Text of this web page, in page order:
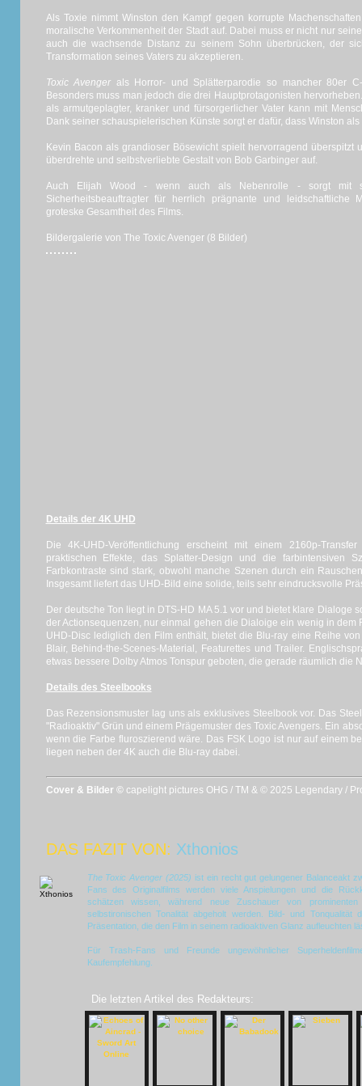
Als Toxie nimmt Winston den Kampf gegen korrupte
moralische Verkommenheit der Stadt auf. Dabei muss er nicht nur
auch die wachsende Distanz zu seinem Sohn überbrücken, der
Transformation seines Vaters zu akzeptieren.
Toxic Avenger als Horror- und Splätterparodie so mancher 80er
Besonders muss man jedoch die drei Hauptprotagonisten
als armutgeplagter, kranker und fürsorgerlicher Vater kann mit
Dank seiner schauspielerischen Künste sorgt er dafür, dass Winston
Kevin Bacon als grandioser Bösewicht spielt hervorragend überspitzt
überdrehte und selbstverliebte Gestalt von Bob Garbinger auf.
Auch Elijah Wood - wenn auch als Nebenrolle - sorgt mit
Sicherheitsbeauftragter für herrlich prägnante und leidschaftliche
groteske Gesamtheit des Films.
Bildergalerie von The Toxic Avenger (8 Bilder)
Details der 4K UHD
Die 4K-UHD-Veröffentlichung erscheint mit einem 2160p-
praktischen Effekte, das Splatter-Design und die farbintensiven
Farbkontraste sind stark, obwohl manche Szenen durch ein
Insgesamt liefert das UHD-Bild eine solide, teils sehr eindrucksvolle
Der deutsche Ton liegt in DTS-HD MA 5.1 vor und bietet klare Dialoge
der Actionsequenzen, nur einmal gehen die Dialoige ein wenig in dem
UHD-Disc lediglich den Film enthält, bietet die Blu-ray eine Reihe
Blair, Behind-the-Scenes-Material, Featurettes und Trailer.
etwas bessere Dolby Atmos Tonspur geboten, die gerade räumlich die
Details des Steelbooks
Das Rezensionsmuster lag uns als exklusives Steelbook vor. Das
"Radioaktiv" Grün und einem Prägemuster des Toxic Avengers. Ein
wenn die Farbe fluroszierend wäre. Das FSK Logo ist nur auf einem
liegen neben der 4K auch die Blu-ray dabei.
Cover & Bilder © capelight pictures OHG / TM & © 2025 Legendary /
DAS FAZIT VON: Xthonios
The Toxic Avenger (2025) ist ein recht gut gelungener Balanceakt
Fans des Originalfilms werden viele Anspielungen und die
schätzen wissen, während neue Zuschauer von
selbstironischen Tonalität abgeholt werden. Bild- und Tonqualität
Präsentation, die den Film in seinem radioaktiven Glanz aufleuchten
Für Trash-Fans und Freunde ungewöhnlicher
Kaufempfehlung.
Die letzten Artikel des Redakteurs: